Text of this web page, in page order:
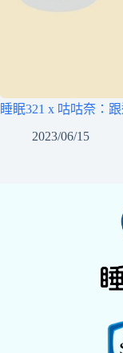
睡眠321 x 咕咕奈：
2023/06/15